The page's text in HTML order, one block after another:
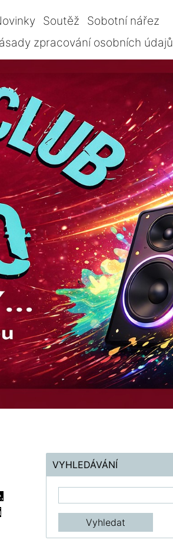
Soutěž
Sobotní nářez
zpracování osobních údajů
VYHLEDÁVÁNÍ